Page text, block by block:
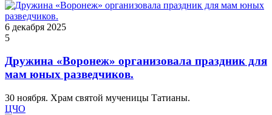
6 декабря 2025
5
Дружина «Воронеж» организовала праздник для
мам юных разведчиков.
30 ноября. Храм святой мученицы Татианы.
ЦЧО